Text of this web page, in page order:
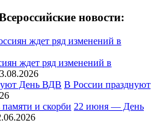
новости:
ждет ряд изменений в
В России празднуют
22 июня — День